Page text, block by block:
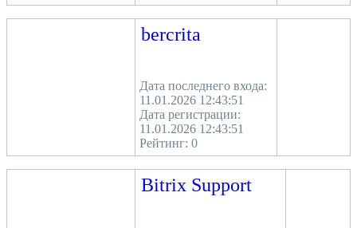
bercrita
Дата последнего входа:
11.01.2026 12:43:51
Дата регистрации:
11.01.2026 12:43:51
Рейтинг: 0
Bitrix Support